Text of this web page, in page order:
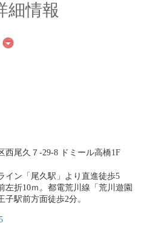
細情報
西尾久７-29-8 ドミール高橋1F
イン「尾久駅」より直進徒歩5
左折10ｍ。都電荒川線「荒川遊園
子駅前方面徒歩2分。